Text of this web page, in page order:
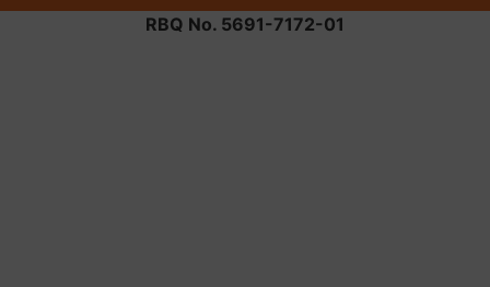
RBQ No. 5691-7172-01